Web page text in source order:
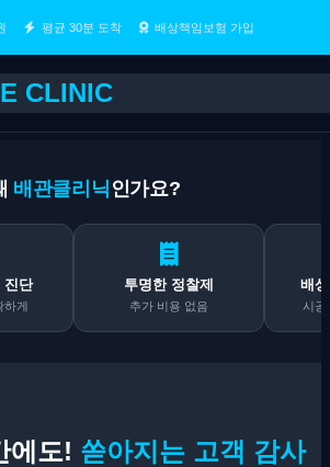
평균 30분 도착 배상책임보험 가입
CLINIC
배관클리닉 인가요?
투명한 정찰제
추가 비용 없음
배상책임
시공 후도
에도! 쏟아지는 고객 감사